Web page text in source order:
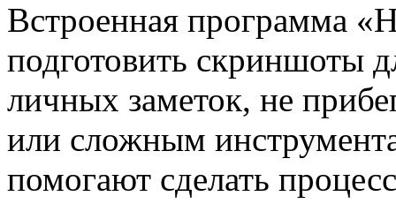
Встроенная программа
подготовить скриншоты
личных заметок, не
или сложным
помогают сделать